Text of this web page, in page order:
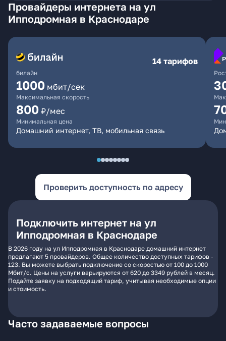
Провайдеры интернета на ул
Ипподромная в Краснодаре
билайн
14 тарифов
1000 мбит/сек
Максимальная скорость
800 ₽/мес
Минимальная цена
Домашний интернет, ТВ, мобильная связь
Проверить доступность по адресу
Подключить интернет на ул
Ипподромная в Краснодаре
В 2026 году на ул Ипподромная в Краснодаре домашний интернет
предлагают 5 провайдеров. Общее количество доступных тарифов -
123. Вы можете выбрать подключение со скоростью от 100 до 1000
Мбит/с. Цены на услуги варьируются от 620 до 3349 рублей в месяц.
Подайте заявку на подходящий тариф, учитывая необходимые опции
и стоимость.
Часто задаваемые вопросы